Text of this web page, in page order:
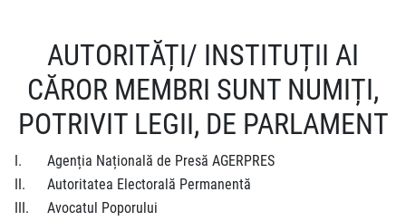
AUTORITĂȚI/ INSTITUȚII AI
CĂROR MEMBRI SUNT NUMIȚI,
POTRIVIT LEGII, DE PARLAMENT
I.
Agenția Națională de Presă AGERPRES
II.
Autoritatea Electorală Permanentă
III.
Avocatul Poporului